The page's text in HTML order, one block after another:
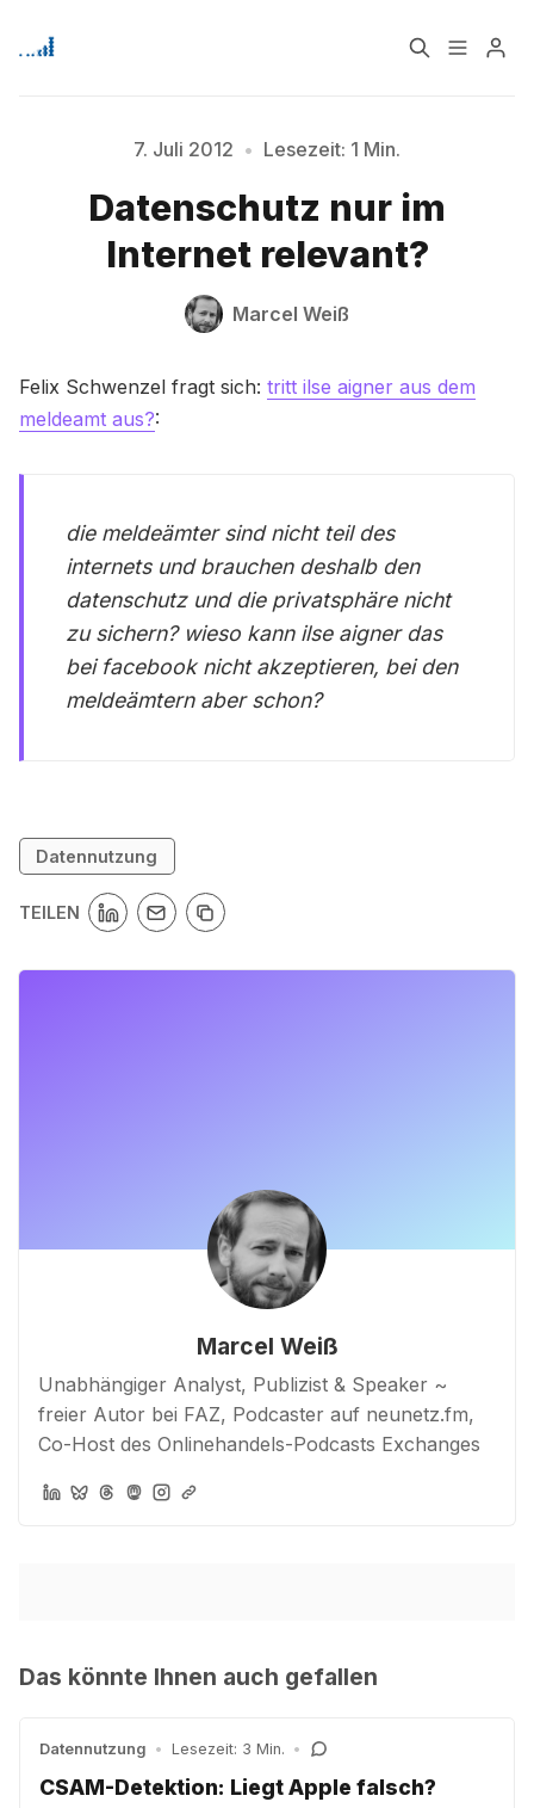
Über
Signup
7. Juli 2012 • Lesezeit: 1 Min.
Datenschutz nur im
Internet relevant?
Marcel Weiß
Felix Schwenzel fragt sich: tritt ilse aigner aus dem
meldeamt aus?:
die meldeämter sind nicht teil des
internets und brauchen deshalb den
datenschutz und die privatsphäre nicht
zu sichern? wieso kann ilse aigner das
bei facebook nicht akzeptieren, bei den
meldeämtern aber schon?
Datennutzung
TEILEN
Marcel Weiß
Unabhängiger Analyst, Publizist & Speaker ~
freier Autor bei FAZ, Podcaster auf neunetz.fm,
Co-Host des Onlinehandels-Podcasts Exchanges
Das könnte Ihnen auch gefallen
Datennutzung • Lesezeit: 3 Min. •
CSAM-Detektion: Liegt Apple falsch?